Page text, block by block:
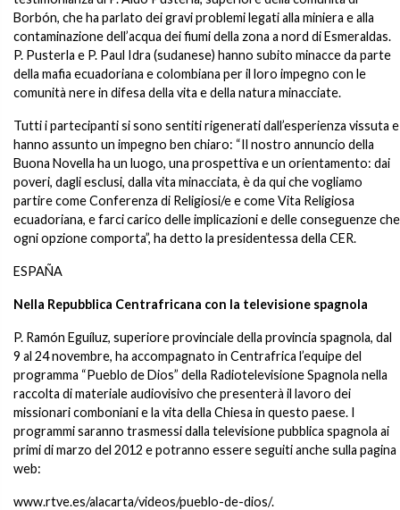
Borbón, che ha parlato dei gravi problemi legati alla miniera e alla
contaminazione dell’acqua dei fiumi della zona a nord di Esmeraldas.
P. Pusterla e P. Paul Idra (sudanese) hanno subito minacce da parte
della mafia ecuadoriana e colombiana per il loro impegno con le
comunità nere in difesa della vita e della natura minacciate.
Tutti i partecipanti si sono sentiti rigenerati dall’esperienza vissuta e
hanno assunto un impegno ben chiaro: “Il nostro annuncio della
Buona Novella ha un luogo, una prospettiva e un orientamento: dai
poveri, dagli esclusi, dalla vita minacciata, è da qui che vogliamo
partire come Conferenza di Religiosi/e e come Vita Religiosa
ecuadoriana, e farci carico delle implicazioni e delle conseguenze che
ogni opzione comporta”, ha detto la presidentessa della CER.
ESPAÑA
Nella Repubblica Centrafricana con la televisione spagnola
P. Ramón Eguíluz, superiore provinciale della provincia spagnola, dal
9 al 24 novembre, ha accompagnato in Centrafrica l’equipe del
programma “Pueblo de Dios” della Radiotelevisione Spagnola nella
raccolta di materiale audiovisivo che presenterà il lavoro dei
missionari comboniani e la vita della Chiesa in questo paese. I
programmi saranno trasmessi dalla televisione pubblica spagnola ai
primi di marzo del 2012 e potranno essere seguiti anche sulla pagina
web:
www.rtve.es/alacarta/videos/pueblo-de-dios/.